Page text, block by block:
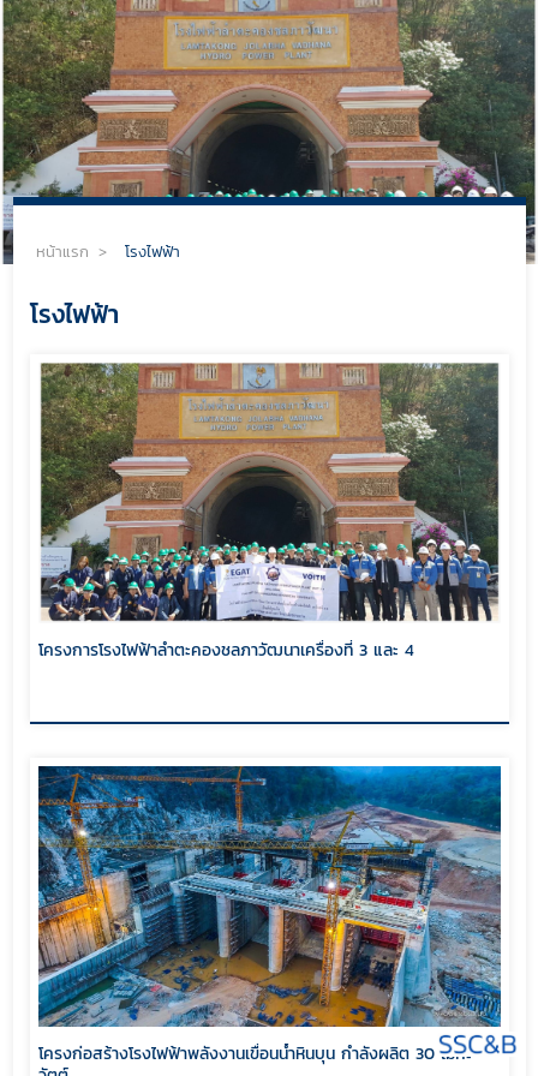
หน้าแรก > โรงไฟฟ้า
โรงไฟฟ้า
โครงการโรงไฟฟ้าลำตะคองชลภาวัฒนาเครื่องที่ 3 และ 4
โครงก่อสร้างโรงไฟฟ้าพลังงานเขื่อนน้ำหินบุน กำลังผลิต 30 เมกะ